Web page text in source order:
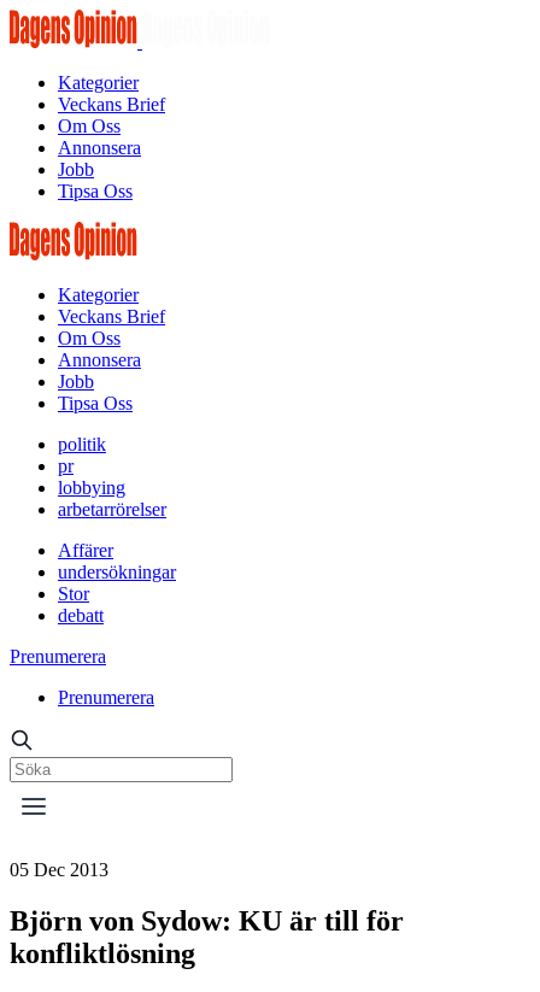
Kategorier
Veckans Brief
Om Oss
Annonsera
Jobb
Tipsa Oss
Kategorier
Veckans Brief
Om Oss
Annonsera
Jobb
Tipsa Oss
politik
pr
lobbying
arbetarrörelser
Affärer
undersökningar
Stor
debatt
Prenumerera
Prenumerera
05 Dec 2013
Björn von Sydow: KU är till för
konfliktlösning